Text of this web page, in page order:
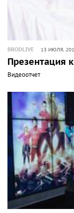
BRODLIVE 13 ИЮЛЯ,
Презентация
Видеоотчет